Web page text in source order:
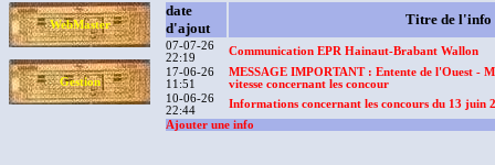
WebMaster
Gestion
date
d'ajout
Titre de l'info
07-07-26
22:19
Communication EPR Hainaut-Brabant Wallon
17-06-26
11:51
MESSAGE IMPORTANT : Entente de l'Ouest -
vitesse concernant les concour
10-06-26
22:44
Informations concernant les concours du 13 juin
Ajouter une info